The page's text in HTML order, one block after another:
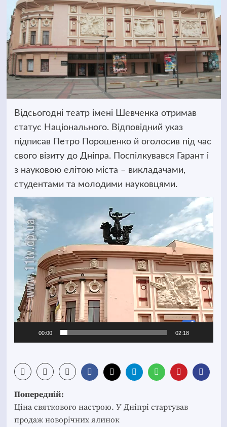
Відсьогодні театр імені Шевченка отримав
статус Національного. Відповідний указ
підписав Петро Порошенко й оголосив під час
свого візиту до Дніпра. Поспілкувався Гарант і
з науковою елітою міста – викладачами,
студентами та молодими науковцями.
Відеопрогравач
00:00 02:18
Post
navigation
Попередній:
Ціна святкового настрою. У Дніпрі стартував
продаж новорічних ялинок